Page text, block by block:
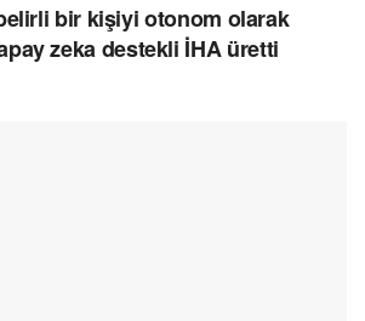
bir kişiyi otonom olarak
zeka destekli İHA üretti